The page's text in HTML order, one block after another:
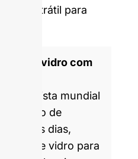
retrátil para
de vidro com
mundial
de
os dias,
de vidro para